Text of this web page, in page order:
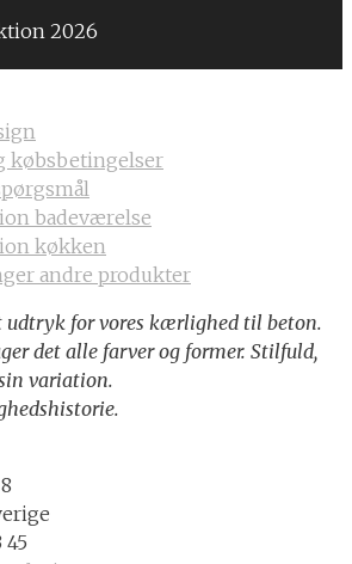
2026
købsbetingelser
badeværelse
køkken
andre produkter
udtryk for vores kærlighed til beton.
det alle farver og former. Stilfuld,
variation.
45